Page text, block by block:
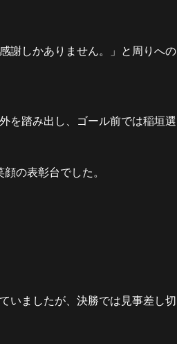
謝しかありません。」と周りへの
を踏み出し、ゴール前では稲垣選
の表彰台でした。
いましたが、決勝では見事差し切